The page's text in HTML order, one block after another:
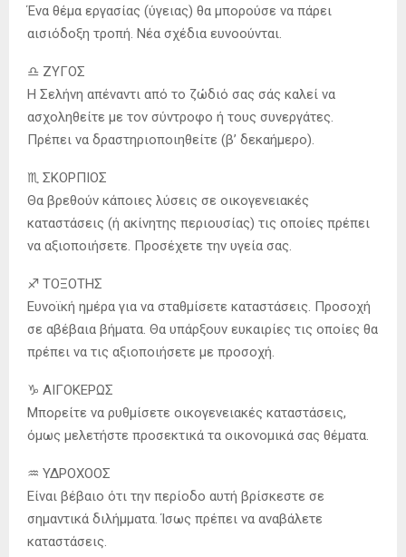
Ένα θέμα εργασίας (ύγειας) θα μπορούσε να πάρει
αισιόδοξη τροπή. Νέα σχέδια ευνοούνται.
♎️ ΖΥΓΟΣ
Η Σελήνη απέναντι από το ζώδιό σας σάς καλεί να
ασχοληθείτε με τον σύντροφο ή τους συνεργάτες.
Πρέπει να δραστηριοποιηθείτε (β’ δεκαήμερο).
♏️ ΣΚΟΡΠΙΟΣ
Θα βρεθούν κάποιες λύσεις σε οικογενειακές
καταστάσεις (ή ακίνητης περιουσίας) τις οποίες πρέπει
να αξιοποιήσετε. Προσέχετε την υγεία σας.
♐️ ΤΟΞΟΤΗΣ
Ευνοϊκή ημέρα για να σταθμίσετε καταστάσεις. Προσοχή
σε αβέβαια βήματα. Θα υπάρξουν ευκαιρίες τις οποίες θα
πρέπει να τις αξιοποιήσετε με προσοχή.
♑️ ΑΙΓΟΚΕΡΩΣ
Μπορείτε να ρυθμίσετε οικογενειακές καταστάσεις,
όμως μελετήστε προσεκτικά τα οικονομικά σας θέματα.
♒️ ΥΔΡΟΧΟΟΣ
Είναι βέβαιο ότι την περίοδο αυτή βρίσκεστε σε
σημαντικά διλήμματα. Ίσως πρέπει να αναβάλετε
καταστάσεις.